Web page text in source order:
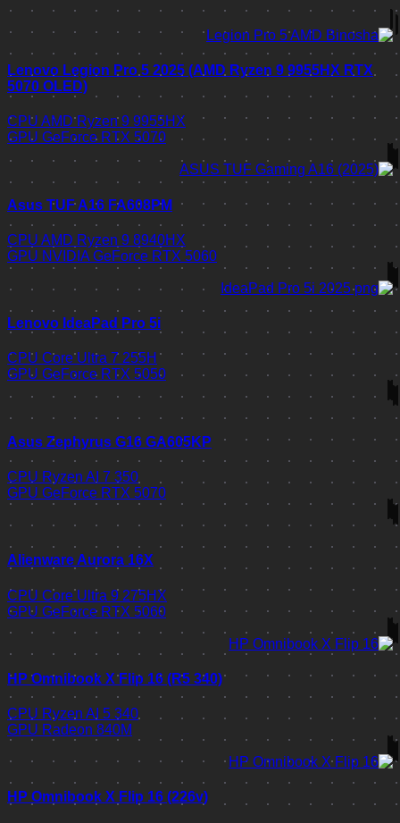
Lenovo Legion Pro 5 2025 (AMD Ryzen 9 9955HX
5070 OLED)
CPU AMD Ryzen 9 9955HX
GPU GeForce RTX 5070
Asus TUF A16 FA608PM
CPU AMD Ryzen 9 8940HX
GPU NVIDIA GeForce RTX 5060
Lenovo IdeaPad Pro 5i
CPU Core Ultra 7 255H
GPU GeForce RTX 5050
Asus Zephyrus G16 GA605KP
CPU Ryzen AI 7 350
GPU GeForce RTX 5070
Alienware Aurora 16X
CPU Core Ultra 9 275HX
GPU GeForce RTX 5060
HP Omnibook X Flip 16 (R5 340)
CPU Ryzen AI 5 340
GPU Radeon 840M
HP Omnibook X Flip 16 (226v)